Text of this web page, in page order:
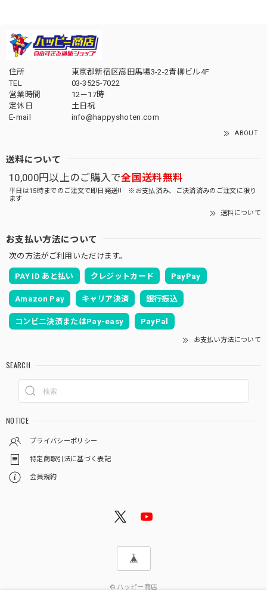
住所
東京都新宿区高田馬場3-2-2青柳ビル4F
TEL
03-3525-7022
営業時間
12－17時
定休日
土日祝
E-mail
info@happyshoten.com
ABOUT
送料について
10,000円以上のご購入で全国送料無料
平日は15時までのご注文で即日発送!! ※お支払済み、ご決済済みのご注文に限り
ます
送料について
お支払い方法について
次の方法がご利用いただけます。
PAY ID あと払い クレジットカード PayPay
Amazon Pay キャリア決済 銀行振込
コンビニ決済またはPay-easy PayPal
お支払い方法について
SEARCH
NOTICE
プライバシーポリシー
特定商取引法に基づく表記
会員規約
© ハッピー商店